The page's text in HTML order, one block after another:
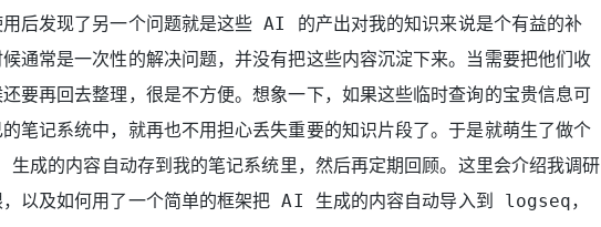
后发现了另一个问题就是这些 AI 的产出对我的知识来说是个有益的补
通常是一次性的解决问题，并没有把这些内容沉淀下来。当需要把他们收
要再回去整理，很是不方便。想象一下，如果这些临时查询的宝贵信息可
笔记系统中，就再也不用担心丢失重要的知识片段了。于是就萌生了做个
成的内容自动存到我的笔记系统里，然后再定期回顾。这里会介绍我调研
，以及如何用了一个简单的框架把 AI 生成的内容自动导入到 logseq，